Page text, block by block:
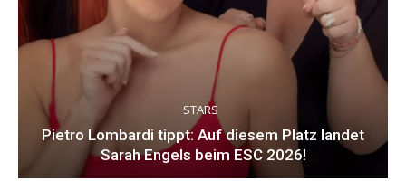
STARS
Pietro Lombardi tippt: Auf diesem Platz landet
Sarah Engels beim ESC 2026!